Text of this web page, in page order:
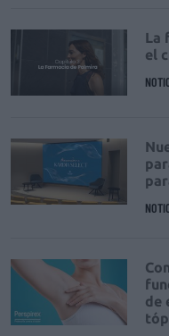
La
el
de